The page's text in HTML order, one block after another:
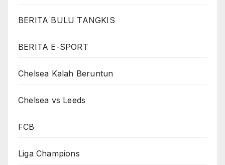
BERITA BULU TANGKIS
BERITA E-SPORT
Chelsea Kalah Beruntun
Chelsea vs Leeds
FCB
Liga Champions